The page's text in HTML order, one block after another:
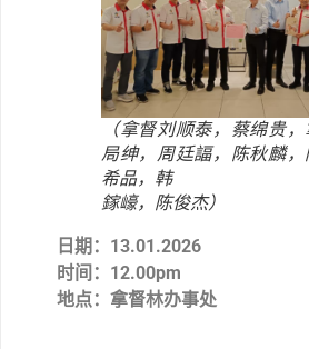
（拿督刘顺泰，蔡绵贵
局绅，周廷諨，陈秋麟
希品，韩
鎵㠙，陈俊杰）
日期：13.01.2026
时间：12.00pm
地点：拿督林办事处